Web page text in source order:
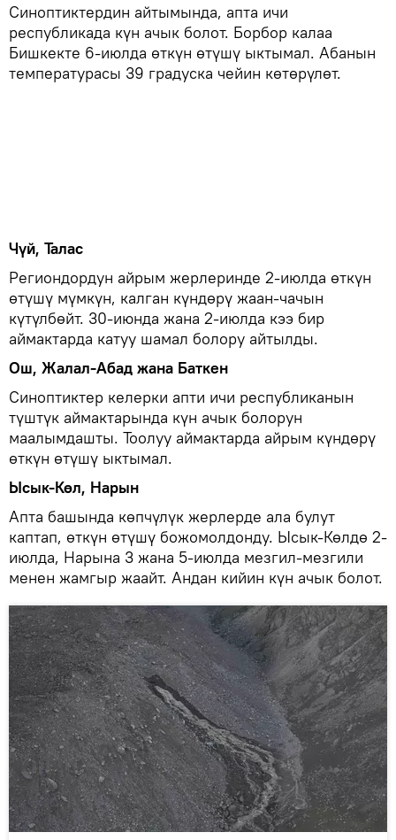
Синоптиктердин айтымында, апта ичи
республикада күн ачык болот. Борбор калаа
Бишкекте 6-июлда өткүн өтүшү ыктымал. Абанын
температурасы 39 градуска чейин көтөрүлөт.
Чүй, Талас
Региондордун айрым жерлеринде 2-июлда өткүн
өтүшү мүмкүн, калган күндөрү жаан-чачын
күтүлбөйт. 30-июнда жана 2-июлда кээ бир
аймактарда катуу шамал болору айтылды.
Ош, Жалал-Абад жана Баткен
Синоптиктер келерки апти ичи республиканын
түштүк аймактарында күн ачык болорун
маалымдашты. Тоолуу аймактарда айрым күндөрү
өткүн өтүшү ыктымал.
Ысык-Көл, Нарын
Апта башында көпчүлүк жерлерде ала булут
каптап, өткүн өтүшү божомолдонду. Ысык-Көлдө 2-
июлда, Нарына 3 жана 5-июлда мезгил-мезгили
менен жамгыр жаайт. Андан кийин күн ачык болот.